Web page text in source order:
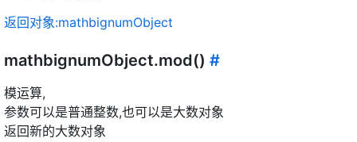
返回对象:mathbignumObject
mathbignumObject.mod() #
模运算,
参数可以是普通整数,也可以是大数对象
返回新的大数对象